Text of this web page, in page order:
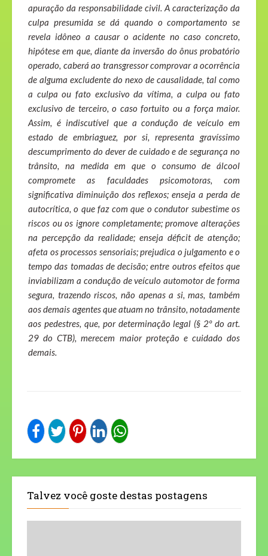
apuração da responsabilidade civil. A caracterização da
culpa presumida se dá quando o comportamento se
revela idôneo a causar o acidente no caso concreto,
hipótese em que, diante da inversão do ônus probatório
operado, caberá ao transgressor comprovar a ocorrência
de alguma excludente do nexo de causalidade, tal como
a culpa ou fato exclusivo da vítima, a culpa ou fato
exclusivo de terceiro, o caso fortuito ou a força maior.
Assim, é indiscutível que a condução de veículo em
estado de embriaguez, por si, representa gravíssimo
descumprimento do dever de cuidado e de segurança no
trânsito, na medida em que o consumo de álcool
compromete as faculdades psicomotoras, com
significativa diminuição dos reflexos; enseja a perda de
autocrítica, o que faz com que o condutor subestime os
riscos ou os ignore completamente; promove alterações
na percepção da realidade; enseja déficit de atenção;
afeta os processos sensoriais; prejudica o julgamento e o
tempo das tomadas de decisão; entre outros efeitos que
inviabilizam a condução de veículo automotor de forma
segura, trazendo riscos, não apenas a si, mas, também
aos demais agentes que atuam no trânsito, notadamente
aos pedestres, que, por determinação legal (§ 2º do art.
29 do CTB), merecem maior proteção e cuidado dos
demais.
Talvez você goste destas postagens